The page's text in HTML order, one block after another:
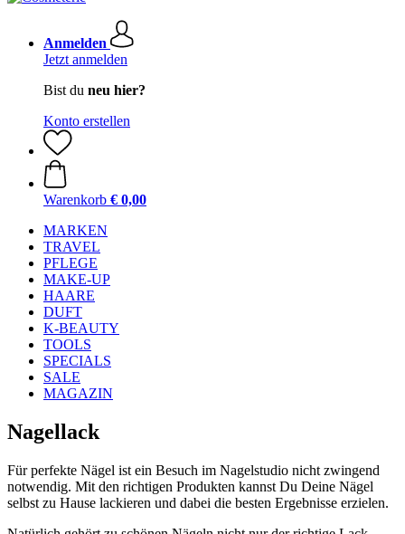
Anmelden
Jetzt anmelden
Bist du neu hier?
Konto erstellen
Warenkorb € 0,00
MARKEN
TRAVEL
PFLEGE
MAKE-UP
HAARE
DUFT
K-BEAUTY
TOOLS
SPECIALS
SALE
MAGAZIN
Nagellack
Für perfekte Nägel ist ein Besuch im Nagelstudio nicht zwingend
notwendig. Mit den richtigen Produkten kannst Du Deine Nägel
selbst zu Hause lackieren und dabei die besten Ergebnisse erzielen.